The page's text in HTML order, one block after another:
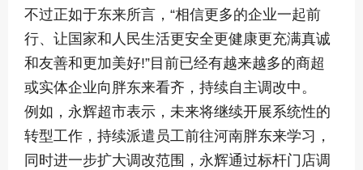
不过正如于东来所言，“相信更多的企业一起前
行、让国家和人民生活更安全更健康更充满真诚
和友善和更加美好!”目前已经有越来越多的商超
或实体企业向胖东来看齐，持续自主调改中。
例如，永辉超市表示，未来将继续开展系统性的
转型工作，持续派遣员工前往河南胖东来学习，
同时进一步扩大调改范围，永辉通过标杆门店调